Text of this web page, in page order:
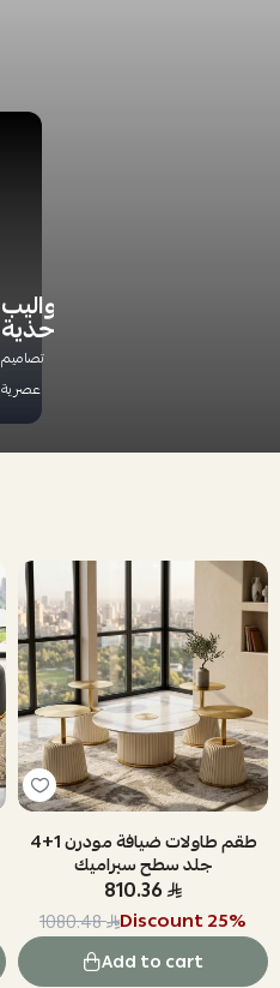
دواليب
أحذية
تصاميم
عصرية
طقم طاولات ضيافة مودرن 1+4
جلد سطح سيراميك
810.36
1080.48 Discount25%
Add to cart